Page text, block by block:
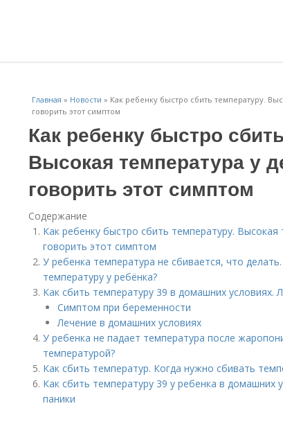
Главная » Новости » Как ребенку быстро сбить температуру.
говорить этот симптом
Как ребенку быстро
Высокая температура у
говорить этот симптом
Содержание
Как ребенку быстро сбить температуру.
говорить этот симптом
У ребенка температура не сбивается, что
температуру у ребёнка?
Как сбить температуру 39 в домашних условиях.
Симптом при беременности
Лечение в домашних условиях
У ребенка не падает температура после
температурой?
Как сбить температур. Когда нужно сбивать
Как сбить температуру 39 у ребенка в домашних
паники